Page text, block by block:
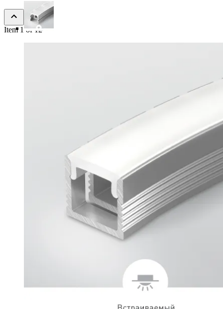
Item 1 of 12